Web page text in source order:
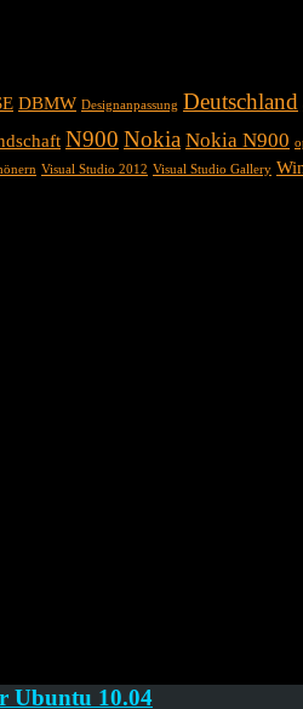
DBMW Designanpassung Deutschland
N900 Nokia Nokia N900
Visual Studio 2012 Visual Studio Gallery
Ubuntu 10.04